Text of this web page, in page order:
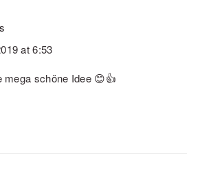
at 6:53
mega schöne Idee 😊👍